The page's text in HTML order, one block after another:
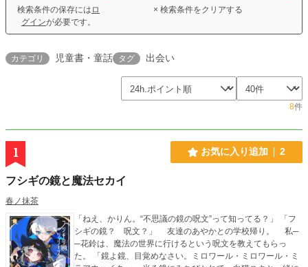
検索条件の保存には ロ
グインが必要です。
× 検索条件をクリアする
カテゴリ 児童書・童話 タグ 出会い
8件
1 お気に入り追加 2
フシギの鏡と魔法セカイ
春ノ抹茶
「ねえ、かりん。“不思議の鏡の呪文”って知ってる？」 「フ
シギの鏡？ 呪文？」 友達のあやかとの学校帰り。 私─
─花鈴は、魔法の世界に行けるという呪文を教えてもらっ
た。 「鏡よ鏡、目覚めなさい。ミロワール・ミロワール・ミ